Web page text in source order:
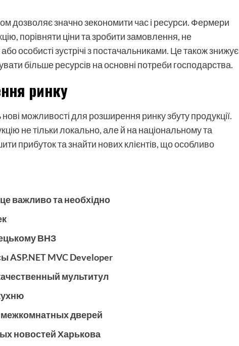
дозволяє значно зекономити час і ресурси. Фермери
порівняти ціни та зробити замовлення, не
особисті зустрічі з постачальниками. Це також знижує
більше ресурсів на основні потреби господарства.
ринку
можливості для розширення ринку збуту продукції.
не тільки локально, але й на національному та
прибуток та знайти нових клієнтів, що особливо
важливо та необхідно
ВНЗ
ASP.NET MVC Developer
мультитул
дверей
новостей Харькова